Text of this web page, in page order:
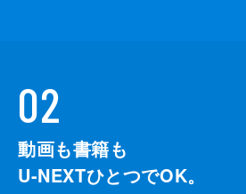
02
動画も書籍も
U-NEXTひとつでOK。